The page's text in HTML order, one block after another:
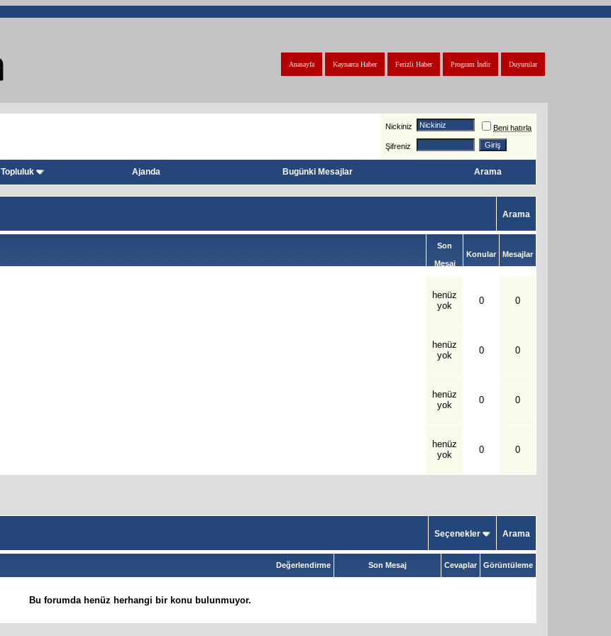
Duyurular
Program İndir
Ferizli Haber
Kaynarca Haber
Anasayfa
Nickiniz Beni hatırla
Şifreniz
Topluluk Ajanda Bugünki Mesajlar Arama
Arama
Son
Mesaj
Konular Mesajlar
henüz
yok
0 0
henüz
yok
0 0
henüz
yok
0 0
henüz
yok
0 0
Seçenekler Arama
Değerlendirme Son Mesaj Cevaplar Görüntüleme
Bu forumda henüz herhangi bir konu bulunmuyor.